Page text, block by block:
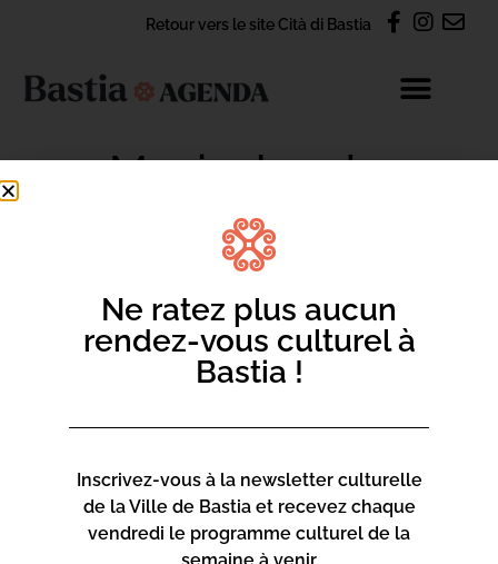
Retour vers le site Cità di Bastia
34e Musicales de
CONTACT
Ne ratez plus aucun
rendez-vous culturel à
Bastia !
Inscrivez-vous à la newsletter culturelle
de la Ville de Bastia et recevez chaque
vendredi le programme culturel de la
semaine à venir